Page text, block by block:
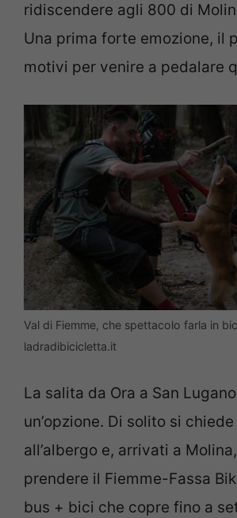
ridiscendere agli 800 di
Una prima forte emozione, il
motivi per venire a pedalare
Val di Fiemme, che spettacolo farla in
ladradibicicletta.it
La salita da Ora a San
un’opzione. Di solito si
all’albergo e, arrivati a
prendere il Fiemme-Fassa
bus + bici che copre fino a